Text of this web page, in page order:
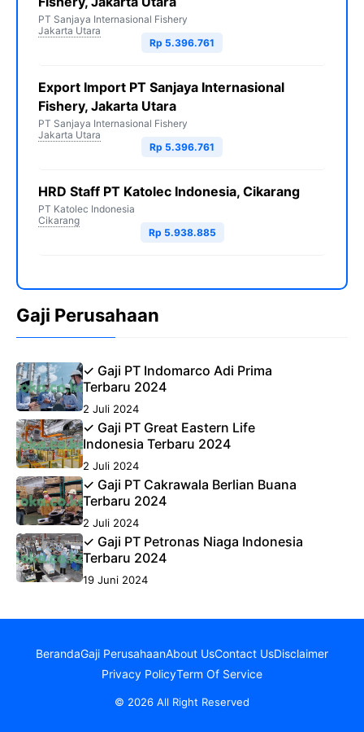
PT Sanjaya Internasional Fishery
Jakarta Utara
Rp 5.396.761
Export Import PT Sanjaya Internasional
Fishery, Jakarta Utara
PT Sanjaya Internasional Fishery
Jakarta Utara
Rp 5.396.761
HRD Staff PT Katolec Indonesia, Cikarang
PT Katolec Indonesia
Cikarang
Rp 5.938.885
Gaji Perusahaan
✓ Gaji PT Indomarco Adi Prima
Terbaru 2024
2 Juli 2024
✓ Gaji PT Great Eastern Life
Indonesia Terbaru 2024
2 Juli 2024
✓ Gaji PT Cakrawala Berlian Buana
Terbaru 2024
2 Juli 2024
✓ Gaji PT Petronas Niaga Indonesia
Terbaru 2024
19 Juni 2024
BerandaGaji PerusahaanAbout UsContact UsDisclaimer
Privacy PolicyTerm Of Service
© 2026 All Right Reserved